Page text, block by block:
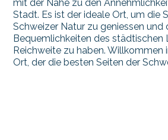
mit der Nähe zu den
Stadt. Es ist der ideale Ort, um die
Schweizer Natur zu geniessen und
Bequemlichkeiten des städtischen
Reichweite zu haben. Willkommen
Ort, der die besten Seiten der